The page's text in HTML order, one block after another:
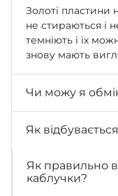
Золоті пластини
не стираються і
темніють і їх
знову мають
Чи можу я
Як
Як правильно
каблучки?